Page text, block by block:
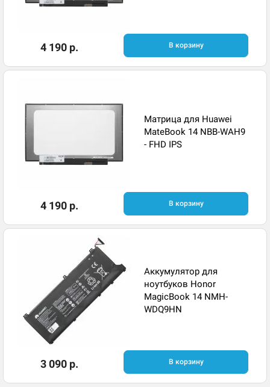
4 190 р. В корзину
Матрица для Huawei
MateBook 14 NBB-WAH9
- FHD IPS
4 190 р. В корзину
Аккумулятор для
ноутбуков Honor
MagicBook 14 NMH-
WDQ9HN
3 090 р. В корзину